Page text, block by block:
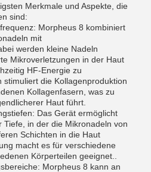
Merkmale und Aspekte, die
sind:
Morpheus 8 kombiniert
mit
werden kleine Nadeln
Mikroverletzungen in der Haut
HF-Energie zu
stimuliert die Kollagenproduktion
Kollagenfasern, was zu
Haut führt.
Das Gerät ermöglicht
Tiefe, in der die Mikronadeln von
Schichten in die Haut
macht es für verschiedene
Körperteilen geeignet..
Morpheus 8 kann an